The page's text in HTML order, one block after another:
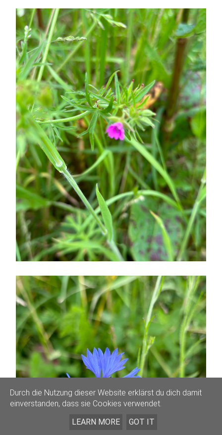
Durch die Nutzung dieser Website erklärst du dich damit
einverstanden, dass sie Cookies verwendet.
LEARN MORE
GOT IT